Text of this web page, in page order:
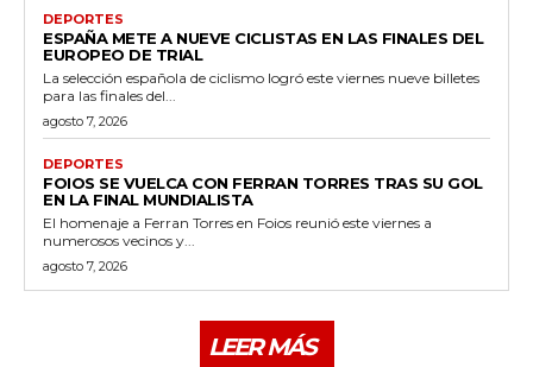
DEPORTES
ESPAÑA METE A NUEVE CICLISTAS EN LAS FINALES DEL
EUROPEO DE TRIAL
La selección española de ciclismo logró este viernes nueve billetes
para las finales del...
agosto 7, 2026
DEPORTES
FOIOS SE VUELCA CON FERRAN TORRES TRAS SU GOL
EN LA FINAL MUNDIALISTA
El homenaje a Ferran Torres en Foios reunió este viernes a
numerosos vecinos y...
agosto 7, 2026
LEER MÁS